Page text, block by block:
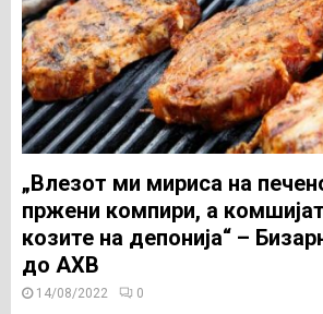
„Влезот ми мириса на
пржени компири, а
козите на депонија“ –
до АХВ
14/08/2022 0